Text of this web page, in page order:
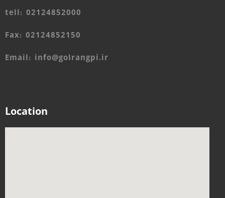
tell: 02124852000
Fax: 02124852150
Email: info@golrangpi.ir
Location